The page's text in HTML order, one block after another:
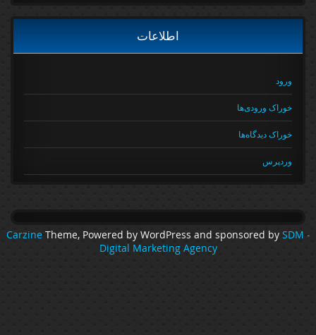
اطلاعات
ورود
خوراک ورودی‌ها
خوراک دیدگاه‌ها
وردپرس
CarzineTheme, Powered by WordPress and sponsored by
Digital Marketing Agency